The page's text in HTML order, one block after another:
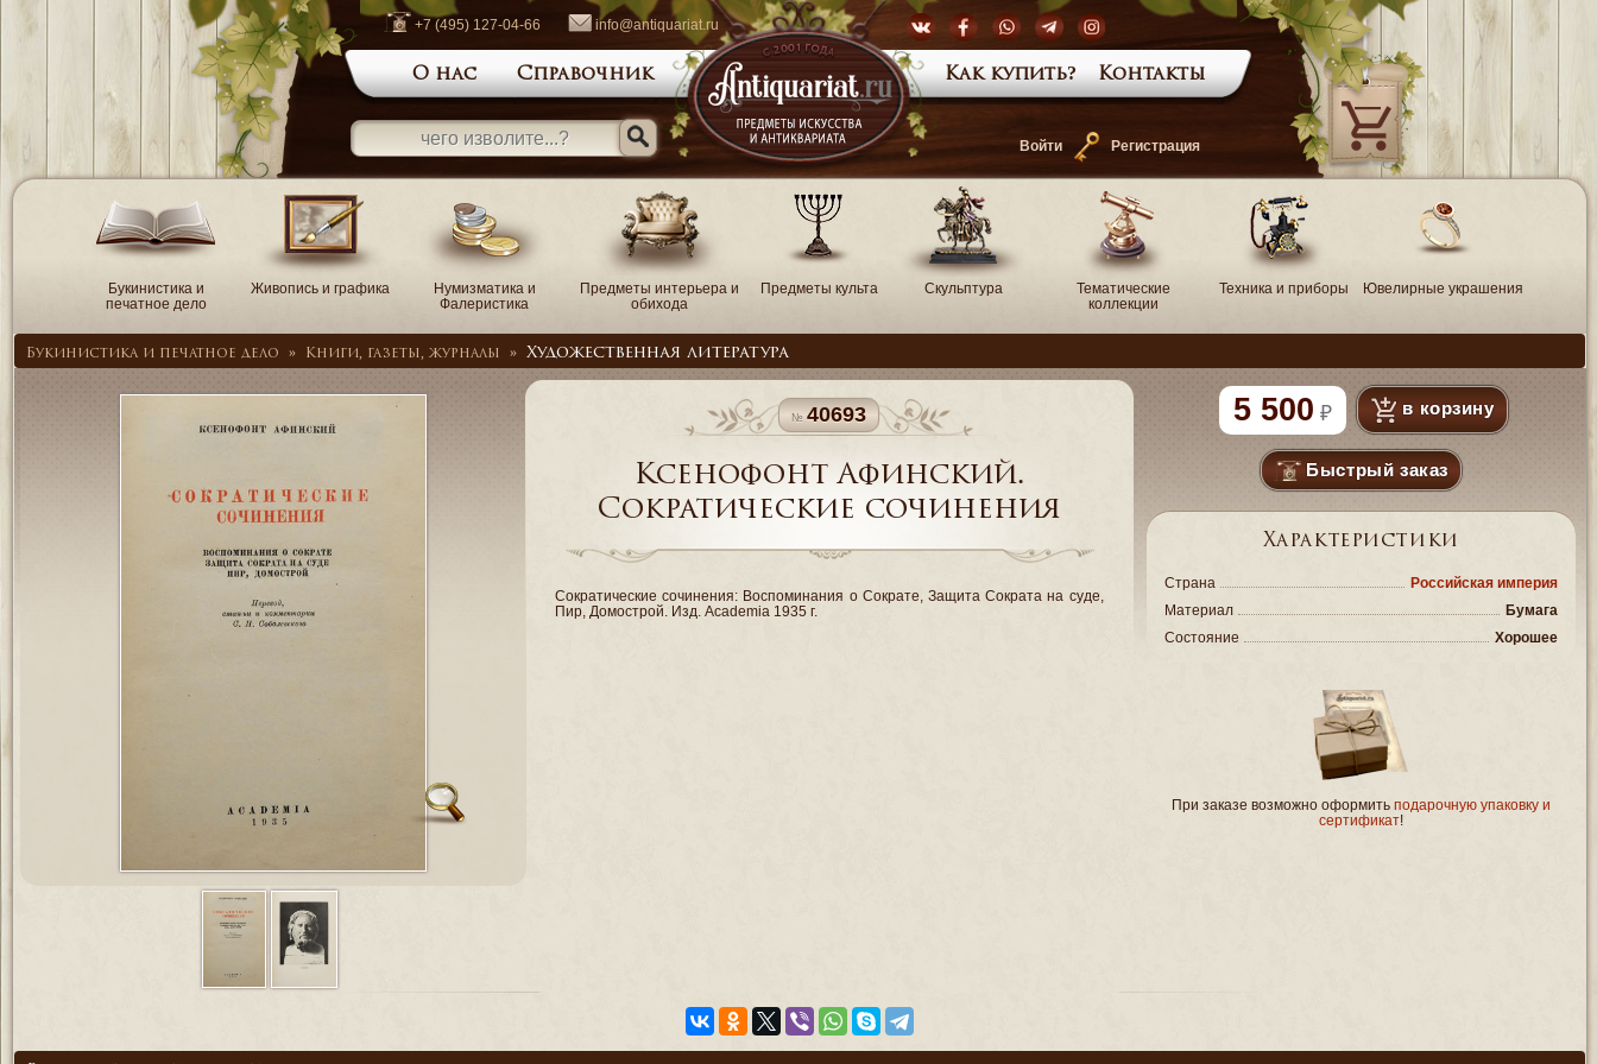
+7 (495) 127-04-66 info@antiquariat.ru
Войти Регистрация
О нас Справочник Как купить? Контакты
—
Букинистика и
печатное дело
Живопись и графика
Нумизматика и
Фалеристика
Предметы интерьера и
обихода
Предметы культа Скульптура
Тематические
коллекции
Техника и приборы Ювелирные украшения
Букинистика и печатное дело » Книги, газеты, журналы » Художественная литература
40693
Ксенофонт Афинский.
Сократические сочинения
Сократические сочинения: Воспоминания о Сократе, Защита Сократа на суде,
Пир, Домострой. Изд. Academia 1935 г.
5 500 в корзину
Быстрый заказ
Характеристики
Страна
Российская империя
Материал
Бумага
Состояние
Хорошее
При заказе возможно оформить подарочную упаковку и
сертификат!